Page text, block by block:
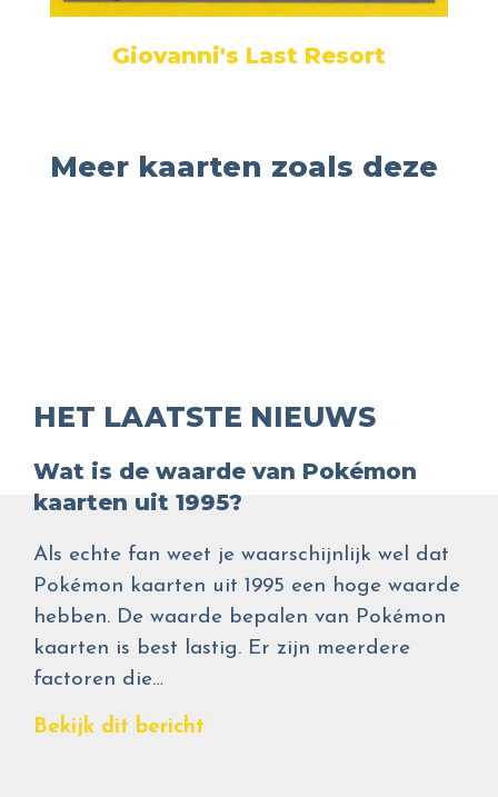
Giovanni's Last Resort
Meer kaarten zoals deze
HET LAATSTE NIEUWS
Wat is de waarde van Pokémon
kaarten uit 1995?
Als echte fan weet je waarschijnlijk wel dat
Pokémon kaarten uit 1995 een hoge waarde
hebben. De waarde bepalen van Pokémon
kaarten is best lastig. Er zijn meerdere
factoren die…
Bekijk dit bericht